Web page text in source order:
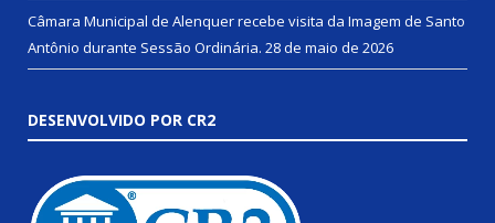
Câmara Municipal de Alenquer recebe visita da Imagem de Santo
Antônio durante Sessão Ordinária. 28 de maio de 2026
DESENVOLVIDO POR CR2